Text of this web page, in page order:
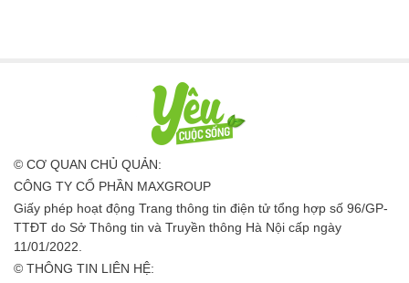
© CƠ QUAN CHỦ QUẢN:
CÔNG TY CỔ PHẦN MAXGROUP
Giấy phép hoạt động Trang thông tin điện tử tổng hợp số 96/GP-
TTĐT do Sở Thông tin và Truyền thông Hà Nội cấp ngày
11/01/2022.
© THÔNG TIN LIÊN HỆ: